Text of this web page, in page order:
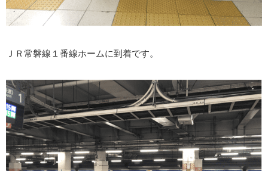
ＪＲ常磐線１番線ホームに到着です。